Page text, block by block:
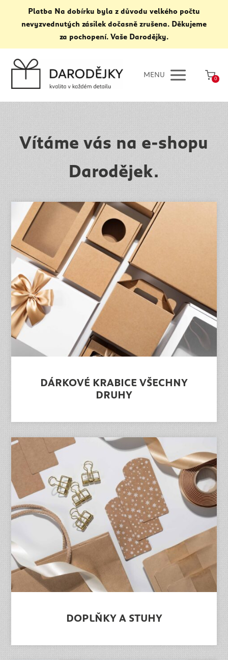
Platba Na dobírku byla z důvodu velkého počtu
nevyzvednutých zásilek dočasně zrušena. Děkujeme
za pochopení. Vaše Darodějky.
MENU
0
Vítáme vás na e-shopu
Darodějek.
DÁRKOVÉ KRABICE VŠECHNY
DRUHY
DOPLŇKY A STUHY